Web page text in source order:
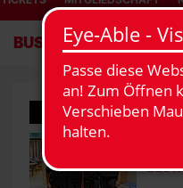
BUSINESS
LISA